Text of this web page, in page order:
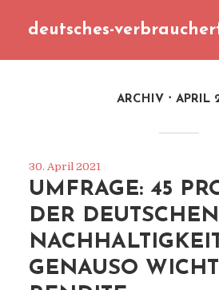
deutsches-
ARCHIV APRIL
30. April 2021
UMFRAGE: 45
DER
GENAUSO